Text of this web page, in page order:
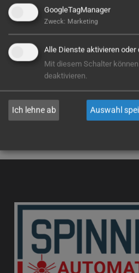
Sieht aus, als wäre hier
ist noch kein Projekt
vielleicht steht hier bald
Sie es sind!
GoogleTagManager
Zweck: Marketing
Alle Dienste aktivieren oder
Mit diesem Schalter
deaktivieren.
Ich lehne ab Auswahl